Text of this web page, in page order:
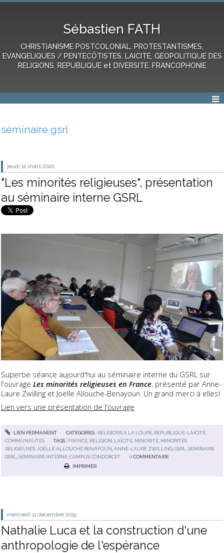
Sébastien FATH
CHRISTIANISME POSTCOLONIAL, PROTESTANTISMES,
EVANGELIQUES / PENTECÔTISTES, LAICITE, GEOPOLITIQUE DES
RELIGIONS, REPUBLIQUE et DIVERSITE, FRANCOPHONIE
séminaire gsrl
jeudi 12 mars 2020
"Les minorités religieuses", présentation
au séminaire interne GSRL
Superbe séance aujourd'hui au séminaire interne du GSRL sur
l'ouvrage Les minorités religieuses en France, présenté par Anne-
Laure Zwilling et Joëlle Allouche-Benayoun. Un grand merci à elles!
Lien vers une présentation de l'ouvrage
LIEN PERMANENT CATÉGORIES : RELIGIONS À LA LOUPE, RÉPUBLIQUE, LAÏCITÉ,
COMMUNAUTÉS
TAGS : FRANCE, RELIGION, LAÏCITÉ, MINORITÉ, MINORITÉS
RELIGIEUSES,JOËLLE ALLOUCHE BENAYOUN,ANNE-LAURE ZWILLING,GSRL,SÉMINAIRE
GSRL,SÉMINAIRE INTERNE,CAMPUS CONDORCET 0 COMMENTAIRE
IMPRIMER
mercredi 11 décembre 2019
Nathalie Luca et la construction d'une
anthropologie de l'espérance